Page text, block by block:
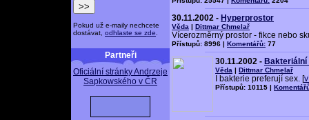
Pokud už e-maily nechcete
dostávat, odhlaste se zde
Partneři
Oficiální stránky Andrzeje
Sapkowského v ČR
30.11.2002 - Hyperprostor
Věda | Dittmar Chmelař
Vícerozměrný prostor - fikce nebo
Přístupů: 8996 | Komentářů: 77
30.11.2002 -
Věda | Dittmar Chmelař
I bakterie preferují sex. [
Přístupů: 10115 |